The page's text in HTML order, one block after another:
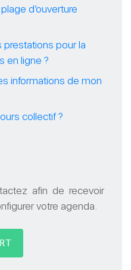
d’ouverture
pour la
en ligne ?
informations de mon
collectif ?
afin de recevoir
votre agenda.